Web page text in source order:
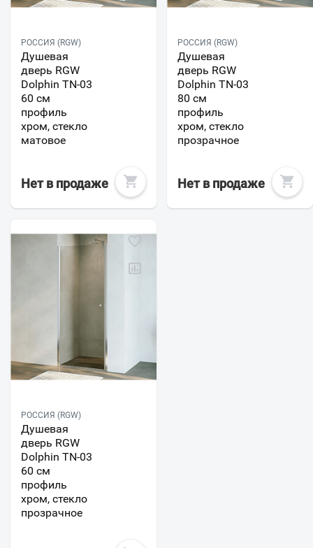
РОССИЯ (RGW)
Душевая
дверь RGW
Dolphin TN-03
60 см
профиль
хром, стекло
матовое
Нет в продаже
РОССИЯ (RGW)
Душевая
дверь RGW
Dolphin TN-03
80 см
профиль
хром, стекло
прозрачное
Нет в продаже
РОССИЯ (RGW)
Душевая
дверь RGW
Dolphin TN-03
60 см
профиль
хром, стекло
прозрачное